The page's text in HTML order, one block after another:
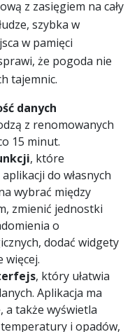
z zasięgiem na cały
szybka w
w pamięci
że pogoda nie
tajemnic.
danych
z renomowanych
15 minut.
, które
do własnych
wybrać między
zmienić jednostki
o
dodać widgety
więcej.
, który ułatwia
Aplikacja ma
a także wyświetla
i opadów,